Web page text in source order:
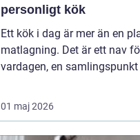
personligt kök
Ett kök i dag är mer än en
matlagning. Det är ett nav
vardagen, en
01 maj 2026